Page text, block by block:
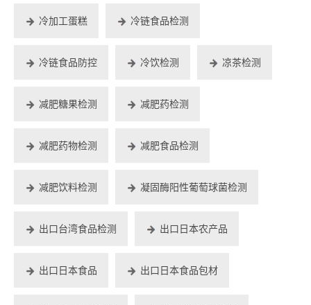
冷加工蛋糕 冷链食品检测
冷链食品防控 冷饮检测 凉茶检测
减肥糖果检测 减肥药检测
减肥药物检测 减肥食品检测
减肥饮料检测 凝固酶阳性葡萄球菌检测
出口台湾食品检测 出口日本农产品
出口日本食品 出口日本食品包材